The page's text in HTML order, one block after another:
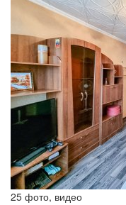
25 фото, видео